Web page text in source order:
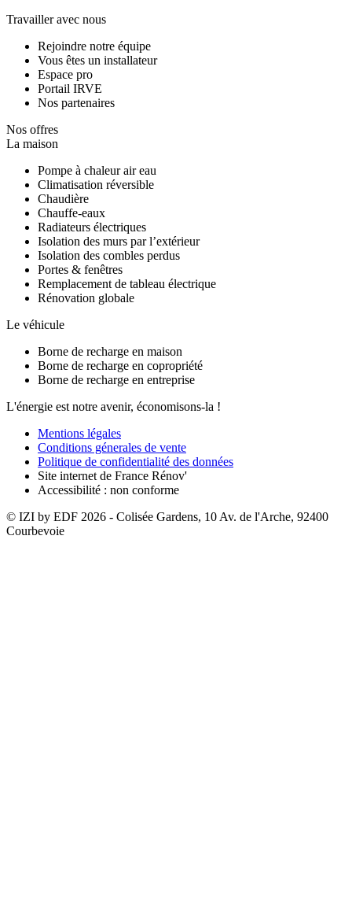
Travailler avec nous
Rejoindre notre équipe
Vous êtes un installateur
Espace pro
Portail IRVE
Nos partenaires
Nos offres
La maison
Pompe à chaleur air eau
Climatisation réversible
Chaudière
Chauffe-eaux
Radiateurs électriques
Isolation des murs par l’extérieur
Isolation des combles perdus
Portes & fenêtres
Remplacement de tableau électrique
Rénovation globale
Le véhicule
Borne de recharge en maison
Borne de recharge en copropriété
Borne de recharge en entreprise
L'énergie est notre avenir, économisons-la !
Mentions légales
Conditions génerales de vente
Politique de confidentialité des données
Site internet de France Rénov'
Accessibilité : non conforme
© IZI by EDF 2026 - Colisée Gardens, 10 Av. de l'Arche, 92400
Courbevoie